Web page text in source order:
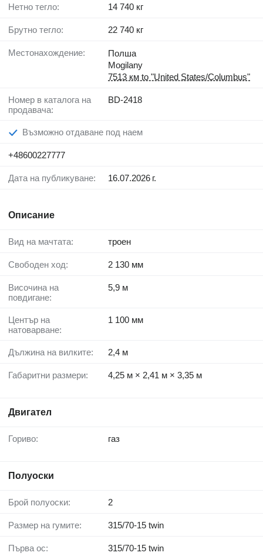
Нетно тегло: 14 740 кг
Брутно тегло: 22 740 кг
Местонахождение:
Полша
Mogilany
7513 км to "United States/Columbus"
Номер в каталога на
продавача:
BD-2418
Възможно отдаване под наем
+48600227777
Дата на публикуване: 16.07.2026 г.
Описание
Вид на мачтата: троен
Свободен ход: 2 130 мм
Височина на
повдигане:
5,9 м
Център на
натоварване:
1 100 мм
Дължина на вилките: 2,4 м
Габаритни размери: 4,25 м × 2,41 м × 3,35 м
Двигател
Гориво: газ
Полуоски
Брой полуоски: 2
Размер на гумите: 315/70-15 twin
Първа ос: 315/70-15 twin